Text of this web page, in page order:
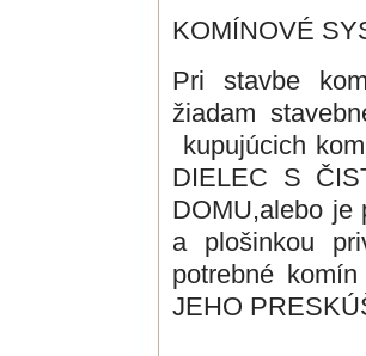
KOMÍNOVÉ
Pri stavbe
žiadam
kupujúcich
DIELEC S
DOMU,alebo je
a plošinkou
potrebné
JEHO